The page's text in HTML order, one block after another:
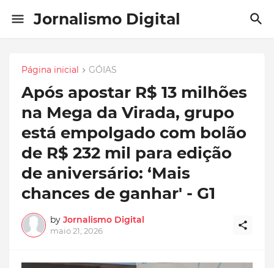
Jornalismo Digital
Página inicial GÓIAS
Após apostar R$ 13 milhões
na Mega da Virada, grupo
está empolgado com bolão
de R$ 232 mil para edição
de aniversário: ‘Mais
chances de ganhar' - G1
by Jornalismo Digital
maio 21, 2026